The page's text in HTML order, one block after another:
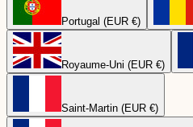
Portugal (EUR €)
Royaume-Uni (EUR €)
Saint-Martin (EUR €)